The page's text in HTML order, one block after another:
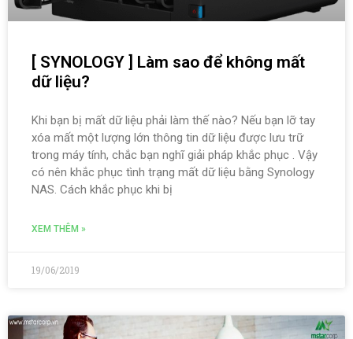
[ SYNOLOGY ] Làm sao để không mất
dữ liệu?
Khi bạn bị mất dữ liệu phải làm thế nào? Nếu bạn lỡ tay
xóa mất một lượng lớn thông tin dữ liệu được lưu trữ
trong máy tính, chắc bạn nghĩ giải pháp khắc phục . Vậy
có nên khắc phục tình trạng mất dữ liệu bằng Synology
NAS. Cách khắc phục khi bị
XEM THÊM »
19/06/2019